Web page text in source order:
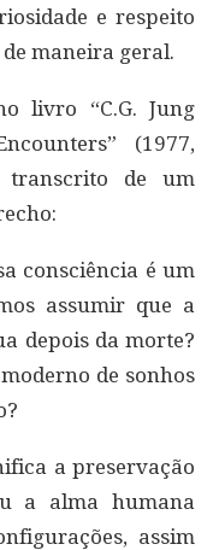
e respeito
maneira geral.
livro “C.G. Jung
(1977,
transcrito de um
consciência é um
assumir que a
depois da morte?
de sonhos
a preservação
a alma humana
assim